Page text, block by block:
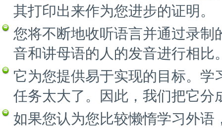
其打印出来作为您进步的证明。
您将不断地收听语言并通过录
音和讲母语的人的发音进行相比
它为您提供易于实现的目标。
任务太大了。因此，我们把它分
如果您认为您比较懒惰学习外